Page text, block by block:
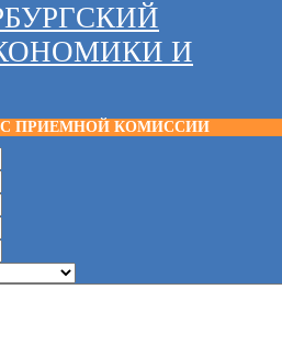
И
ПРИЕМНОЙ КОМИССИИ